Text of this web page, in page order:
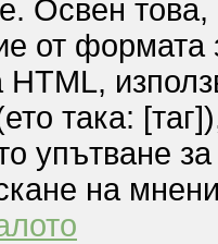
Освен
от формата
така:
упътване
на